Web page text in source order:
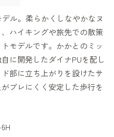
ル。柔らかくしなやかなヌ
ハイキングや旅先での散策
モデルです。かかとのミッ
に開発したダイナPUを配し
部に立ち上がりを設けたサ
ブレにくく安定した歩行を